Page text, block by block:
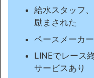
給水スタッフ
励まされた
ペースメーカ
LINEでレース
サービスあり